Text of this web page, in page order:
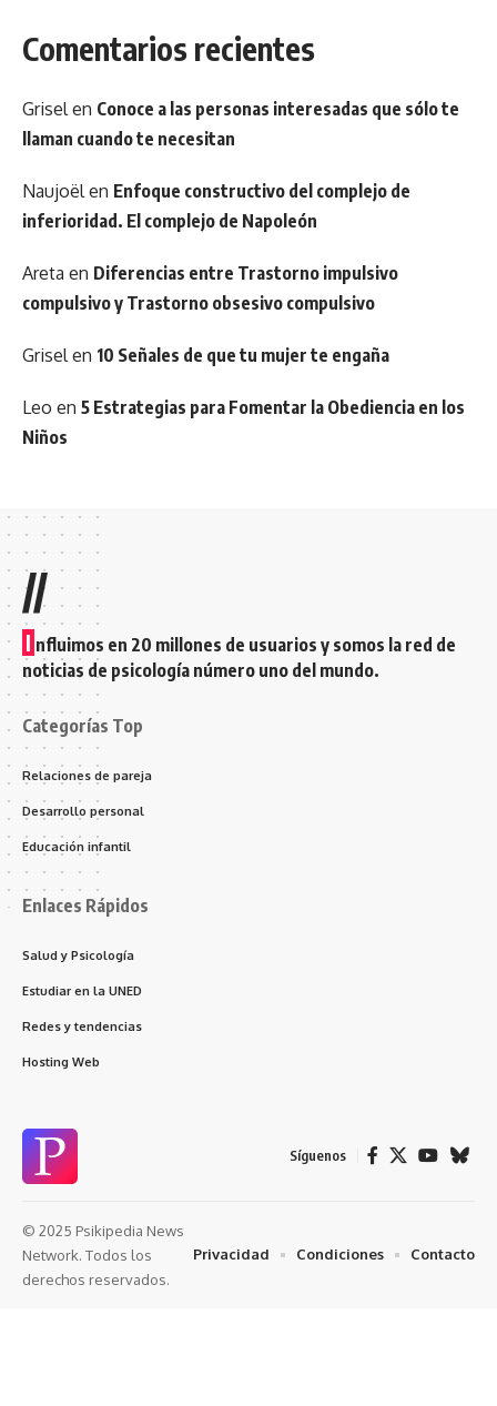
Comentarios recientes
Grisel en Conoce a las personas interesadas que sólo te
llaman cuando te necesitan
Naujoël en Enfoque constructivo del complejo de
inferioridad. El complejo de Napoleón
Areta en Diferencias entre Trastorno impulsivo
compulsivo y Trastorno obsesivo compulsivo
Grisel en 10 Señales de que tu mujer te engaña
Leo en 5 Estrategias para Fomentar la Obediencia en los
Niños
//
I nfluimos en 20 millones de usuarios y somos la red de
noticias de psicología número uno del mundo.
Categorías Top
Relaciones de pareja
Desarrollo personal
Educación infantil
Enlaces Rápidos
Salud y Psicología
Estudiar en la UNED
Redes y tendencias
Hosting Web
Síguenos
© 2025 Psikipedia News
Network. Todos los
derechos reservados.
Privacidad Condiciones Contacto